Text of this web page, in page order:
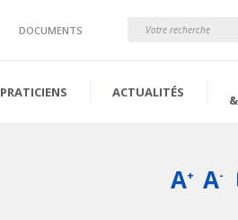
DOCUMENTS
PRATICIENS ACTUALITÉS
A+ A-